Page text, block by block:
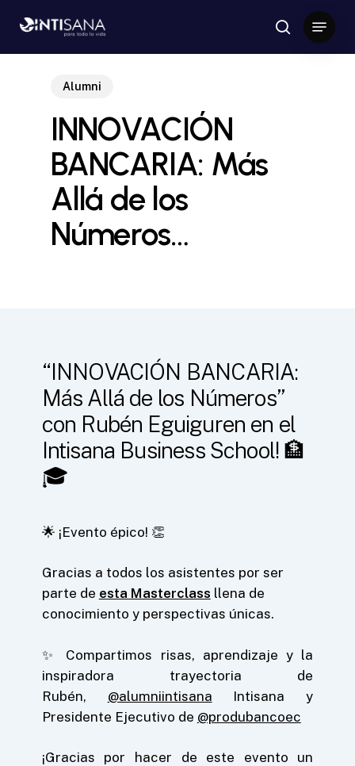
main
search
Menu
Alumni
INNOVACIÓN
BANCARIA: Más
Allá de los
Números…
“INNOVACIÓN BANCARIA:
Más Allá de los Números”
con Rubén Eguiguren en el
Intisana Business School! 🏦
🎓
🌟 ¡Evento épico! 👏
Gracias a todos los asistentes por ser
parte de esta Masterclass llena de
conocimiento y perspectivas únicas.
✨ Compartimos risas, aprendizaje y la
inspiradora trayectoria de
Rubén, @alumniintisana Intisana y
Presidente Ejecutivo de @produbancoec
¡Gracias por hacer de este evento un
Close